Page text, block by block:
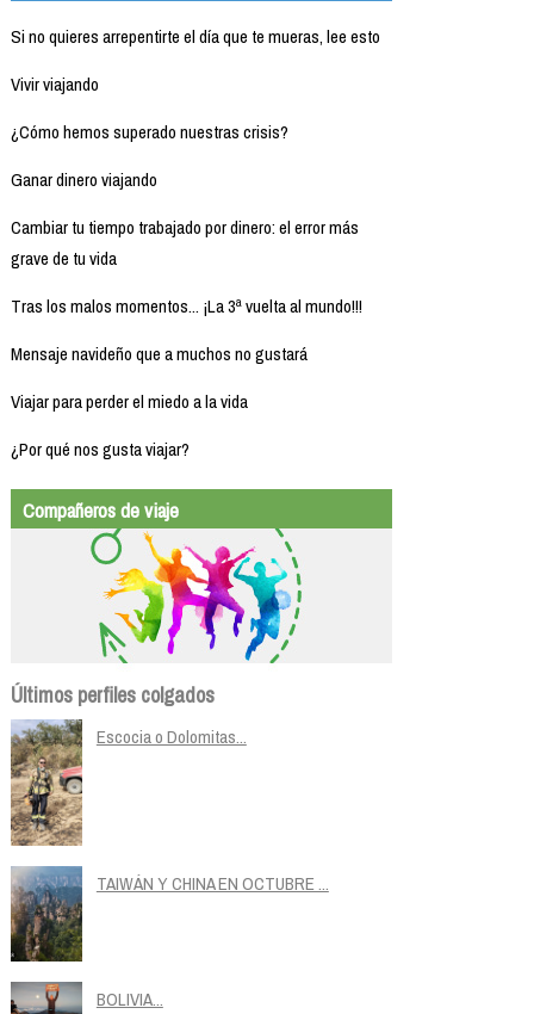
Si no quieres arrepentirte el día que te mueras, lee esto
Vivir viajando
¿Cómo hemos superado nuestras crisis?
Ganar dinero viajando
Cambiar tu tiempo trabajado por dinero: el error más
grave de tu vida
Tras los malos momentos... ¡La 3ª vuelta al mundo!!!
Mensaje navideño que a muchos no gustará
Viajar para perder el miedo a la vida
¿Por qué nos gusta viajar?
Compañeros de viaje
Últimos perfiles colgados
Escocia o Dolomitas...
TAIWÁN Y CHINA EN OCTUBRE ...
BOLIVIA...